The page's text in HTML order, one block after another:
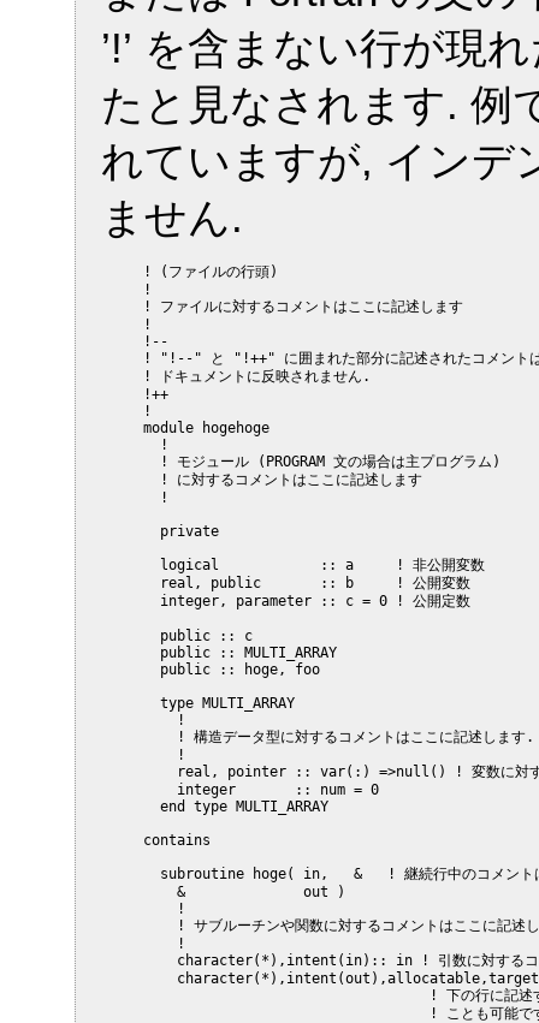
’!’ を含まない行が現
たと見なされます. 例
れていますが, インデ
ません.
     ! (ファイルの行頭)
     !
     ! ファイルに対するコメントはここに記述します
     !
     !--
! "!--" と "!++" に囲まれた部分に記述されたコメント
     ! ドキュメントに反映されません.
     !++
     !
     module hogehoge
       !
       ! モジュール (PROGRAM 文の場合は主プログラム)
       ! に対するコメントはここに記述します
       !
       private
       logical            :: a     ! 非公開変数
       real, public       :: b     ! 公開変数
       integer, parameter :: c = 0 ! 公開定数
       public :: c
       public :: MULTI_ARRAY
       public :: hoge, foo
       type MULTI_ARRAY
         !
         ! 構造データ型に対するコメントはここに記述します.
         !
real, pointer :: var(:) =>null() ! 変数に対
         integer       :: num = 0
       end type MULTI_ARRAY
     contains
subroutine hoge( in,   &   ! 継続行中のコメント
         &              out )
         !
! サブルーチンや関数に対するコメントはここに記述
         !
character(*),intent(in):: in ! 引数に対するコ
! 下の行に記述
! ことも可能で